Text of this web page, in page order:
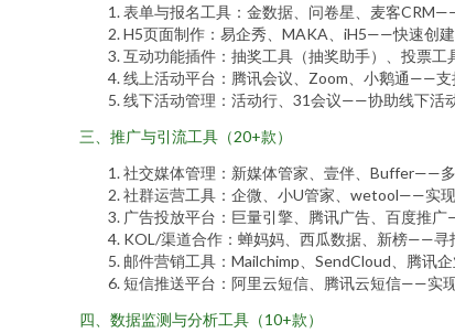
表单与报名工具：金数据、问卷星、麦客
H5页面制作：易企秀、MAKA、iH5——快速创建
互动功能插件：抽奖工具（抽奖助手）、投票
线上活动平台：腾讯会议、Zoom、小鹅通——支
线下活动管理：活动行、31会议——协助线下活
三、推广与引流工具（20+款）
社交媒体管理：新媒体管家、壹伴、Buffer——多
社群运营工具：企微、小U管家、wetool——实现
广告投放平台：巨量引擎、腾讯广告、百度推
KOL/渠道合作：蝉妈妈、西瓜数据、新榜——寻
邮件营销工具：Mailchimp、SendCloud、腾讯
短信推送平台：阿里云短信、腾讯云短信——实
四、数据监测与分析工具（10+款）